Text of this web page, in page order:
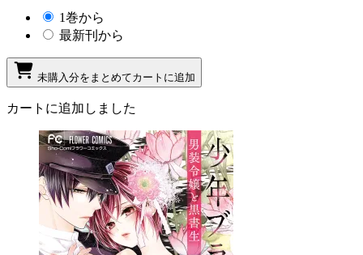
1巻から
最新刊から
未購入分をまとめてカートに追加
カートに追加しました